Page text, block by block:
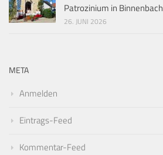
Patrozinium in Binnenbach
26. JUNI 2026
META
Anmelden
Eintrags-Feed
Kommentar-Feed